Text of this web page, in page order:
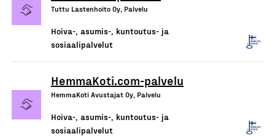
Tuttu Lastenhoito Oy, Palvelu
Hoiva-, asumis-, kuntoutus- ja
sosiaalipalvelut
HemmaKoti.com-palvelu
HemmaKoti Avustajat Oy, Palvelu
Hoiva-, asumis-, kuntoutus- ja
sosiaalipalvelut